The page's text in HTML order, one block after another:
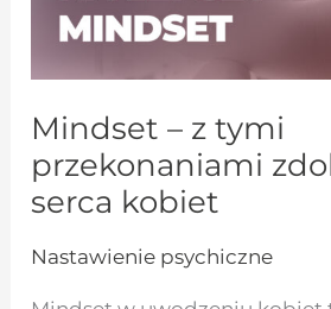
Mindset – z tymi
przekonaniami
serca kobiet
Nastawienie psychiczne